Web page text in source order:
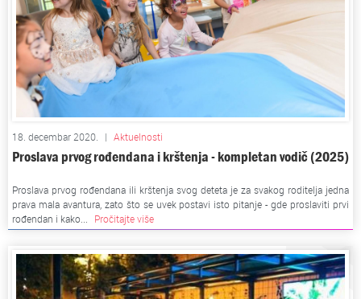
18. decembar 2020. | Aktuelnosti
Proslava prvog rođendana i krštenja - kompletan vodič (2025)
Proslava prvog rođendana ili krštenja svog deteta je za svakog roditelja jedna
prava mala avantura, zato što se uvek postavi isto pitanje - gde proslaviti prvi
rođendan i kako...
Pročitajte više